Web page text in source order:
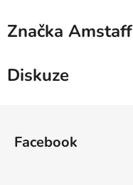
Značka Amstaff
Diskuze
Facebook